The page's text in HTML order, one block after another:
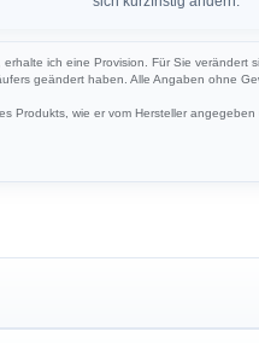
ich eine Provision. Für Sie
geändert haben. Alle Angaben ohne
Produkts, wie er vom Hersteller